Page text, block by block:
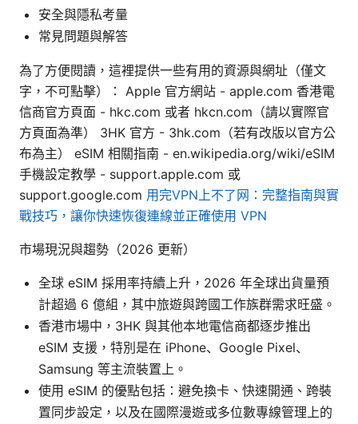
安全與隱私考量
常見問題與解答
為了方便閱讀，這裡提供一些有用的資源與網址（僅文
字，不可點擊）： Apple 官方網站 - apple.com 香港電
信商官方頁面 - hkc.com 或者 hkcn.com（請以實際官
方頁面為準） 3HK 官方 - 3hk.com（若有改版以官方公
布為主） eSIM 相關指南 - en.wikipedia.org/wiki/eSIM
手機設定教學 - support.apple.com 或
support.google.com 用完VPN上不了网：完整指南與實
戰技巧，讓你快速恢復連線並正確使用 VPN
市場現況與趨勢（2026 更新）
全球 eSIM 採用率持續上升，2026 年全球出貨量預
計超過 6 億組，其中旅遊與跨國工作族群需求旺盛。
香港市場中，3HK 與其他本地電信商都逐步推出
eSIM 支援，特別是在 iPhone、Google Pixel、
Samsung 等主流裝置上。
使用 eSIM 的優點包括：避免換卡、快速開通、跨裝
置同步設定，以及在國際漫遊或多位數專線管理上的